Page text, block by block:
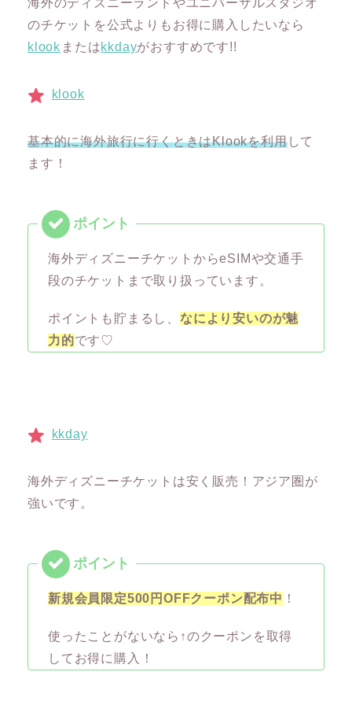
のチケットを公式よりもお得に購入したいなら
klook またはkkdayがおすすめです!!
klook
基本的に海外旅行に行くときはKlookを利用して
ます！
海外ディズニーチケットからeSIMや交通手
段のチケットまで取り扱っています。
ポイントも貯まるし、 なにより安いのが魅
力的です♡
kkday
海外ディズニーチケットは安く販売！アジア圏が
強いです。
新規会員限定500円OFFクーポン配布中 ！
使ったことがないなら↑のクーポンを取得
してお得に購入！